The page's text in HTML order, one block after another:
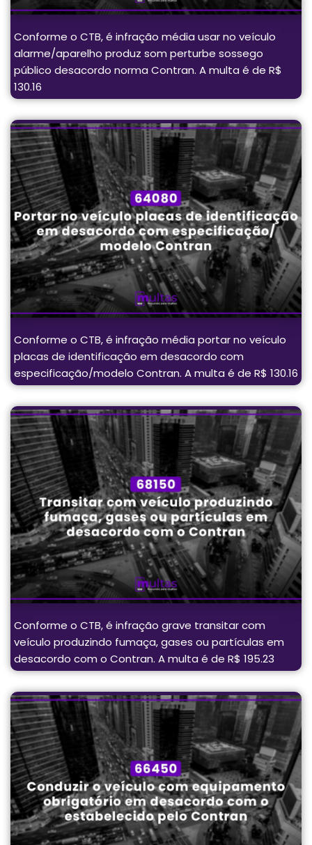
Conforme o CTB, é infração média usar no veículo
alarme/aparelho produz som perturbe sossego
público desacordo norma Contran. A multa é de R$
130.16
Conforme o CTB, é infração média portar no veículo
placas de identificação em desacordo com
especificação/modelo Contran. A multa é de R$ 130.16
Conforme o CTB, é infração grave transitar com
veículo produzindo fumaça, gases ou partículas em
desacordo com o Contran. A multa é de R$ 195.23